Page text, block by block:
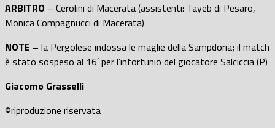
ARBITRO – Cerolini di Macerata (assistenti: Tayeb di Pesaro,
Monica Compagnucci di Macerata)
NOTE – la Pergolese indossa le maglie della Sampdoria; il match
è stato sospeso al 16′ per l’infortunio del giocatore Salciccia (P)
Giacomo Grasselli
©riproduzione riservata